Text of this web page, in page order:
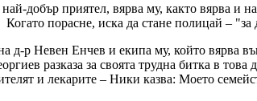
добър приятел, вярва му, както вярва и
порасне, иска да стане полицай – "за
д-р Невен Енчев и екипа му, който вярва
разказа за своята трудна битка в
и лекарите – Ники казва: Моето